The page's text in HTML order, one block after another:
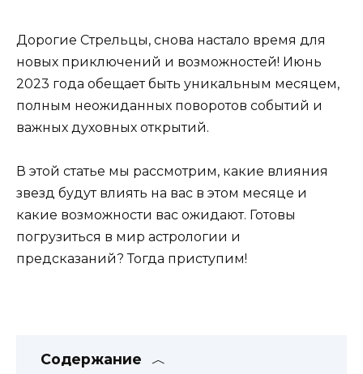
Дорогие Стрельцы, снова настало время для
новых приключений и возможностей! Июнь
2023 года обещает быть уникальным месяцем,
полным неожиданных поворотов событий и
важных духовных открытий.
В этой статье мы рассмотрим, какие влияния
звезд будут влиять на вас в этом месяце и
какие возможности вас ожидают. Готовы
погрузиться в мир астрологии и
предсказаний? Тогда приступим!
Содержание